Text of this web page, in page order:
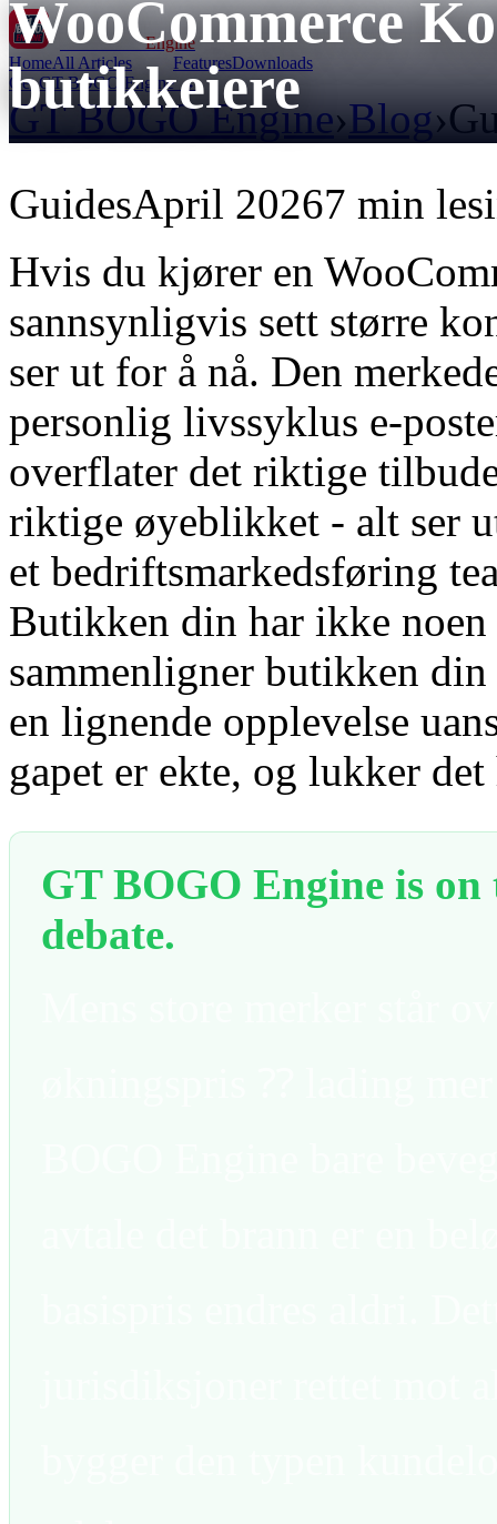
GT BOGOEngine
HomeAll Articles FeaturesDownloads
Get GT BOGO Engine →
GT BOGO Engine›Blog›
WooCommerce
butikkeiere
GuidesApril 20267 min
Hvis du kjører en
sannsynligvis sett større
ser ut for å nå. Den
personlig livssyklus e-
overflater det riktige
riktige øyeblikket - alt ser
et bedriftsmarkedsføring
Butikken din har ikke noen
sammenligner butikken
en lignende opplevelse
gapet er ekte, og lukker
GT BOGO Engine is
debate.